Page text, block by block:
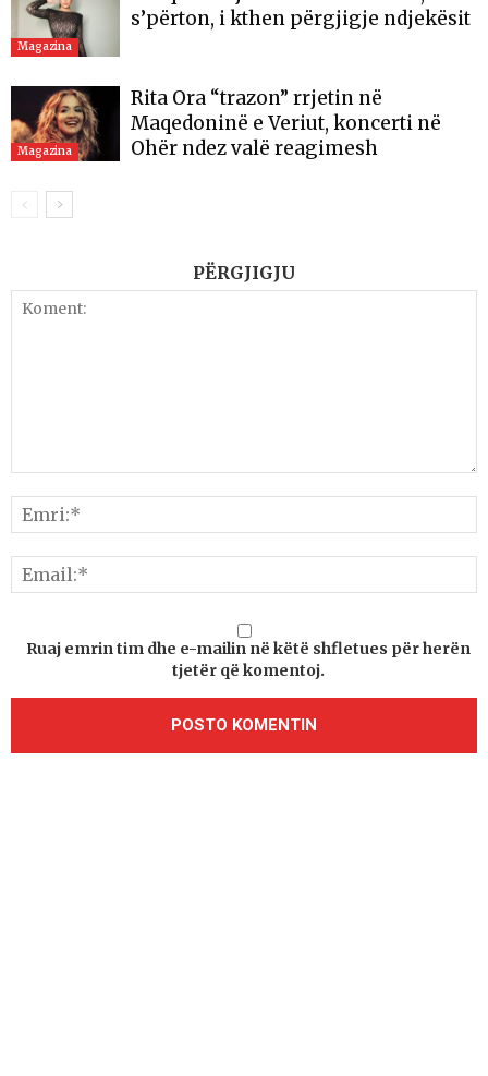
Magazina
s’përton, i kthen përgjigje ndjekësit
Magazina
Rita Ora “trazon” rrjetin në
Maqedoninë e Veriut, koncerti në
Ohër ndez valë reagimesh
PËRGJIGJU
Ruaj emrin tim dhe e-mailin në këtë shfletues për herën
tjetër që komentoj.